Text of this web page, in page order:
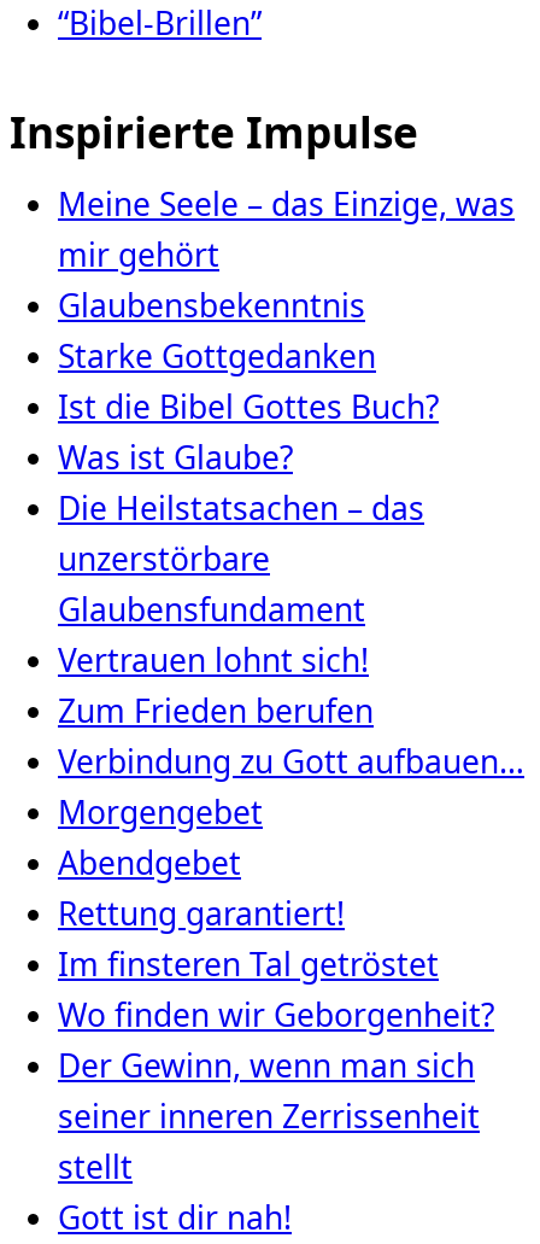
“Bibel-Brillen”
Inspirierte Impulse
Meine Seele – das Einzige, was
mir gehört
Glaubensbekenntnis
Starke Gottgedanken
Ist die Bibel Gottes Buch?
Was ist Glaube?
Die Heilstatsachen – das
unzerstörbare
Glaubensfundament
Vertrauen lohnt sich!
Zum Frieden berufen
Verbindung zu Gott aufbauen…
Morgengebet
Abendgebet
Rettung garantiert!
Im finsteren Tal getröstet
Wo finden wir Geborgenheit?
Der Gewinn, wenn man sich
seiner inneren Zerrissenheit
stellt
Gott ist dir nah!